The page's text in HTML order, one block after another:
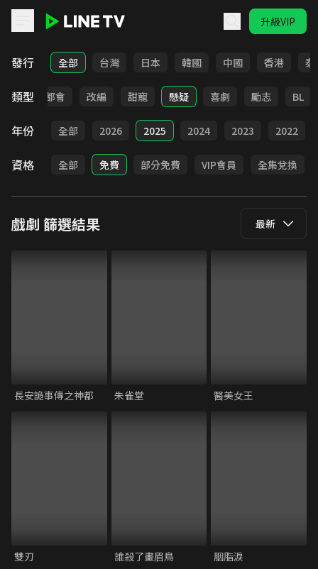
升級VIP
LINE TV - 戲劇
發行 全部 台灣 日本 韓國 中國 香港 泰
類型
愛情 都會 改編 甜寵 懸疑 喜劇 勵志 BL
年份 全部 2026 2025 2024 2023 2022
資格 全部 免費 部分免費 VIP會員 全集兌換
戲劇 篩選結果 最新
長安詭事傳之神都 朱雀堂 醫美女王
雙刃 誰殺了畫眉鳥 胭脂淚